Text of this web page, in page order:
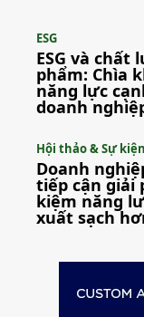
ESG
ESG và chất
phẩm: Chìa
năng lực
doanh
Hội thảo & Sự kiện
Doanh
tiếp cận giải
kiệm năng
xuất sạch